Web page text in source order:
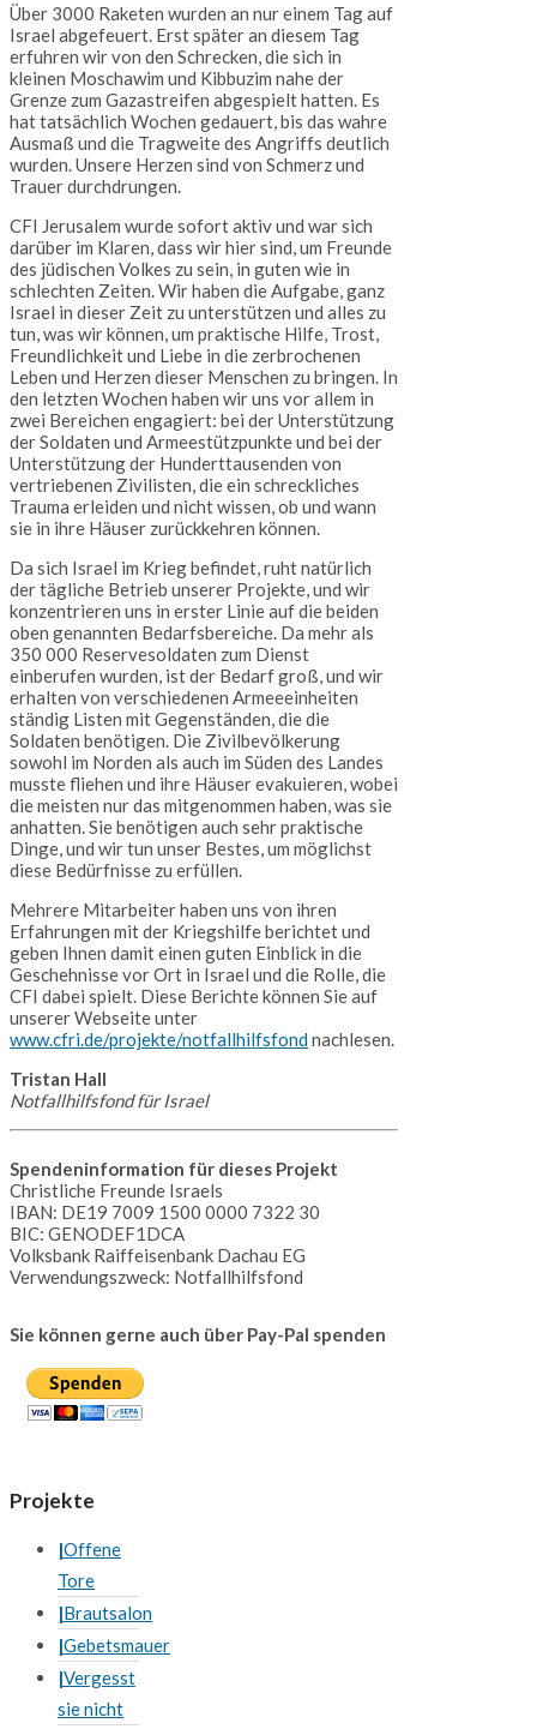
Projekte
Offene
Tore
Brautsalon
Gebetsmauer
Vergesst
sie nicht
Über 3000 Raketen wurden an nur einem Tag auf
Israel abgefeuert. Erst später an diesem Tag
erfuhren wir von den Schrecken, die sich in
kleinen Moschawim und Kibbuzim nahe der
Grenze zum Gazastreifen abgespielt hatten. Es
hat tatsächlich Wochen gedauert, bis das wahre
Ausmaß und die Tragweite des Angriffs deutlich
wurden. Unsere Herzen sind von Schmerz und
Trauer durchdrungen.
CFI Jerusalem wurde sofort aktiv und war sich
darüber im Klaren, dass wir hier sind, um Freunde
des jüdischen Volkes zu sein, in guten wie in
schlechten Zeiten. Wir haben die Aufgabe, ganz
Israel in dieser Zeit zu unterstützen und alles zu
tun, was wir können, um praktische Hilfe, Trost,
Freundlichkeit und Liebe in die zerbrochenen
Leben und Herzen dieser Menschen zu bringen. In
den letzten Wochen haben wir uns vor allem in
zwei Bereichen engagiert: bei der Unterstützung
der Soldaten und Armeestützpunkte und bei der
Unterstützung der Hunderttausenden von
vertriebenen Zivilisten, die ein schreckliches
Trauma erleiden und nicht wissen, ob und wann
sie in ihre Häuser zurückkehren können.
Da sich Israel im Krieg befindet, ruht natürlich
der tägliche Betrieb unserer Projekte, und wir
konzentrieren uns in erster Linie auf die beiden
oben genannten Bedarfsbereiche. Da mehr als
350 000 Reservesoldaten zum Dienst
einberufen wurden, ist der Bedarf groß, und wir
erhalten von verschiedenen Armeeeinheiten
ständig Listen mit Gegenständen, die die
Soldaten benötigen. Die Zivilbevölkerung
sowohl im Norden als auch im Süden des Landes
musste fliehen und ihre Häuser evakuieren, wobei
die meisten nur das mitgenommen haben, was sie
anhatten. Sie benötigen auch sehr praktische
Dinge, und wir tun unser Bestes, um möglichst
diese Bedürfnisse zu erfüllen.
Mehrere Mitarbeiter haben uns von ihren
Erfahrungen mit der Kriegshilfe berichtet und
geben Ihnen damit einen guten Einblick in die
Geschehnisse vor Ort in Israel und die Rolle, die
CFI dabei spielt. Diese Berichte können Sie auf
unserer Webseite unter
www.cfri.de/projekte/notfallhilfsfondnachlesen.
Tristan Hall
Notfallhilfsfond für Israel
Spendeninformation für dieses Projekt
Christliche Freunde Israels
IBAN: DE19 7009 1500 0000 7322 30
BIC: GENODEF1DCA
Volksbank Raiffeisenbank Dachau EG
Verwendungszweck: Notfallhilfsfond
Sie können gerne auch über Pay-Pal spenden